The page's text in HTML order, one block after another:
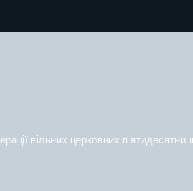
вільних церковних